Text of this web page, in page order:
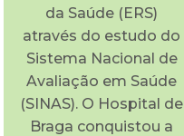
da Saúde (ERS)
através do estudo do
Sistema Nacional de
Avaliação em Saúde
(SINAS). O Hospital de
Braga conquistou a